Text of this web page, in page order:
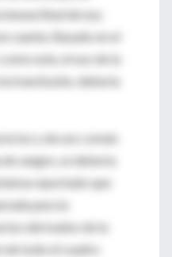
inexactitud de esa
cuenta. Basado en el
este, el uso de la
transfusión, debería
y de uso común
sangre, se debería
reportado que
para la
derivados de la
de todo el cuadro